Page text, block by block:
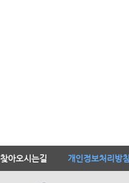
찾아오시는길 개인정보처리방침